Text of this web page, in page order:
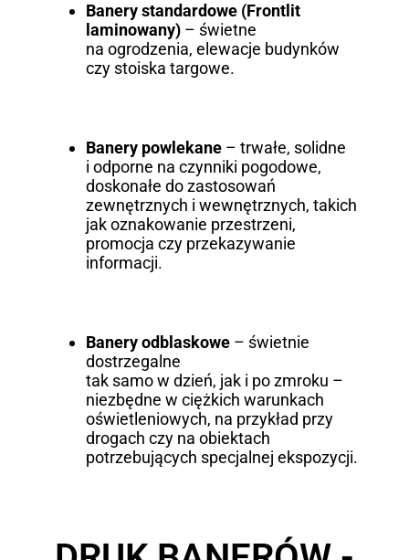
Banery standardowe (Frontlit
laminowany)– świetne
na ogrodzenia, elewacje budynków
czy stoiska targowe.
Banery powlekane– trwałe, solidne
i odporne na czynniki pogodowe,
doskonałe do zastosowań
zewnętrznych i wewnętrznych, takich
jak oznakowanie przestrzeni,
promocja czy przekazywanie
informacji.
Banery odblaskowe– świetnie
dostrzegalne
tak samo w dzień, jak i po zmroku –
niezbędne w ciężkich warunkach
oświetleniowych, na przykład przy
drogach czy na obiektach
potrzebujących specjalnej ekspozycji.